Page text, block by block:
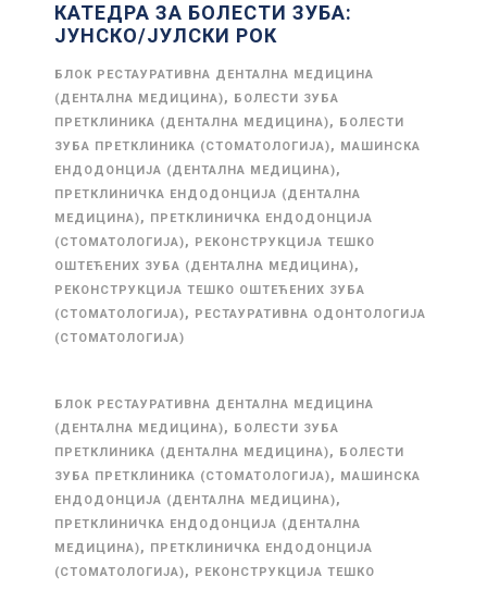
КАТЕДРА ЗА БОЛЕСТИ ЗУБА:
ЈУНСКО/ЈУЛСКИ РОК
БЛОК РЕСТАУРАТИВНА ДЕНТАЛНА МЕДИЦИНА
(ДЕНТАЛНА МЕДИЦИНА), БОЛЕСТИ ЗУБА
ПРЕТКЛИНИКА (ДЕНТАЛНА МЕДИЦИНА), БОЛЕСТИ
ЗУБА ПРЕТКЛИНИКА (СТОМАТОЛОГИЈА), МАШИНСКА
ЕНДОДОНЦИЈА (ДЕНТАЛНА МЕДИЦИНА),
ПРЕТКЛИНИЧКА ЕНДОДОНЦИЈА (ДЕНТАЛНА
МЕДИЦИНА), ПРЕТКЛИНИЧКА ЕНДОДОНЦИЈА
(СТОМАТОЛОГИЈА), РЕКОНСТРУКЦИЈА ТЕШКО
ОШТЕЋЕНИХ ЗУБА (ДЕНТАЛНА МЕДИЦИНА),
РЕКОНСТРУКЦИЈА ТЕШКО ОШТЕЋЕНИХ ЗУБА
(СТОМАТОЛОГИЈА), РЕСТАУРАТИВНА ОДОНТОЛОГИЈА
(СТОМАТОЛОГИЈА)
БЛОК РЕСТАУРАТИВНА ДЕНТАЛНА МЕДИЦИНА
(ДЕНТАЛНА МЕДИЦИНА), БОЛЕСТИ ЗУБА
ПРЕТКЛИНИКА (ДЕНТАЛНА МЕДИЦИНА), БОЛЕСТИ
ЗУБА ПРЕТКЛИНИКА (СТОМАТОЛОГИЈА), МАШИНСКА
ЕНДОДОНЦИЈА (ДЕНТАЛНА МЕДИЦИНА),
ПРЕТКЛИНИЧКА ЕНДОДОНЦИЈА (ДЕНТАЛНА
МЕДИЦИНА), ПРЕТКЛИНИЧКА ЕНДОДОНЦИЈА
(СТОМАТОЛОГИЈА), РЕКОНСТРУКЦИЈА ТЕШКО